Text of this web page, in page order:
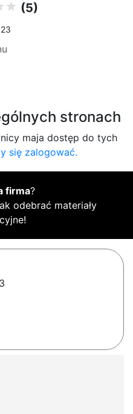
(5)
stronach
maja dostęp do tych
się zalogować.
firma?
odebrać materiały